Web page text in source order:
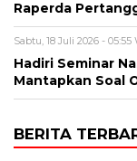
Raperda
Sabtu, 18 Juli 2026 - 05:55
Hadiri Seminar
Mantapkan Soal
BERITA